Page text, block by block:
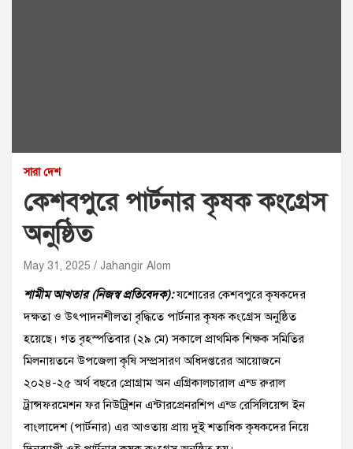
সারা দেশ
কেশবপুরে পার্টনার কৃষক কংগ্রেস
অনুষ্ঠিত
May 31, 2025 Jahangir Alom
শামীম আখতার (নিজস্ব প্রতিবেদক): যশোরের কেশবপুরে কৃষকদের
দক্ষতা ও উৎপাদনশীলতা বৃদ্ধিতে পার্টনার কৃষক কংগ্রেস অনুষ্ঠিত
হয়েছে। গত বৃহস্পতিবার (২৯ মে) সকালেপ্রাথমিক শিক্ষক সমিতির
মিলনায়তনে উপজেলা কৃষি সম্প্রসারণ অধিদপ্তরের আয়োজনে
২০২৪-২৫ অর্থ বছরে প্রোগ্রাম অন এগ্রিকালচারাল এন্ড রুরাল
ট্রান্সফরমেশন ফর নিউট্রিশন এন্টারপ্রেনরশিপ এন্ড রেসিলিয়েন্স ইন
বাংলাদেশ (পার্টনার) এর আওতায় প্রায় দুই শতাধিক কৃষকদের নিয়ে